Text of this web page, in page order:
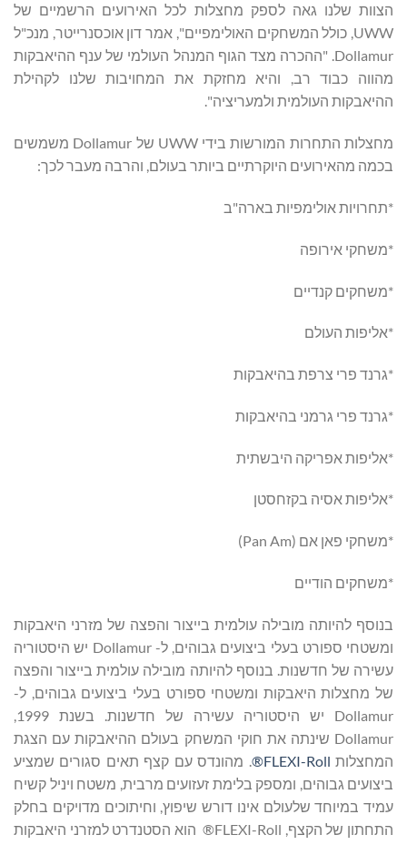
הצוות שלנו גאה לספק מחצלות לכל האירועים הרשמיים של
UWW, כולל המשחקים האולימפיים", אמר דון אוכסנרייטר, מנכ"ל
Dollamur. "ההכרה מצד הגוף המנהל העולמי של ענף ההיאבקות
מהווה כבוד רב, והיא מחזקת את המחויבות שלנו לקהילת
ההיאבקות העולמית ולמעריציה".
מחצלות התחרות המורשות בידי UWW של Dollamur משמשים
בכמה מהאירועים היוקרתיים ביותר בעולם, והרבה מעבר לכך:
*תחרויות אולימפיות בארה"ב
*משחקי אירופה
*משחקים קנדיים
*אליפות העולם
*גרנד פרי צרפת בהיאבקות
*גרנד פרי גרמני בהיאבקות
*אליפות אפריקה היבשתית
*אליפות אסיה בקזחסטן
*משחקי פאן אם (Pan Am)
*משחקים הודיים
בנוסף להיותה מובילה עולמית בייצור והפצה של מזרני היאבקות
ומשטחי ספורט בעלי ביצועים גבוהים, ל- Dollamur יש היסטוריה
עשירה של חדשנות. בנוסף להיותה מובילה עולמית בייצור והפצה
של מחצלות היאבקות ומשטחי ספורט בעלי ביצועים גבוהים, ל-
Dollamur יש היסטוריה עשירה של חדשנות. בשנת 1999,
Dollamur שינתה את חוקי המשחק בעולם ההיאבקות עם הצגת
המחצלות FLEXI-Roll®
. מהונדס עם קצף תאים סגורים שמציע
ביצועים גבוהים, ומספק בלימת זעזועים מרבית, משטח ויניל קשיח
עמיד במיוחד שלעולם אינו דורש שיפוץ, וחיתוכים מדויקים בחלק
התחתון של הקצף, FLEXI-Roll® הוא הסטנדרט למזרני היאבקות